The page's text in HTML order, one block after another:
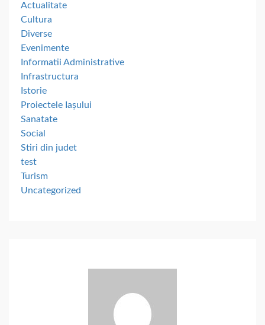
Actualitate
Cultura
Diverse
Evenimente
Informatii Administrative
Infrastructura
Istorie
Proiectele Iașului
Sanatate
Social
Stiri din judet
test
Turism
Uncategorized